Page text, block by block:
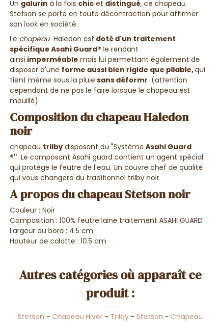
Un galurin à la fois chic et distingué, ce chapeau
Stetson se porte en toute décontraction pour affirmer
son look en société.
Le chapeau Haledon est doté d'un traitement
spécifique Asahi Guard® le rendant
ainsi imperméable mais lui permettant également de
disposer d'une forme aussi bien rigide que pliable,qui
tient même sous la pluie sans déformr (attention
cependant de ne pas le faire lorsque le chapeau est
mouillé) .
Composition du chapeau Haledon
noir
chapeau trilby disposant du "Système Asahi Guard
®". Le composant Asahi guard contient un agent spécial
qui protège le feutre de l'eau. Un couvre chef de qualité
qui vous changera du traditionnel trilby noir.
A propos du chapeau Stetson noir
Couleur : Noir
Composition : 100% feutre laine traitement ASAHI GUARD
Largeur du bord : 4.5 cm
Hauteur de calotte : 10.5 cm
Autres catégories où apparaît ce
produit :
Stetson - Chapeau Hiver- Trilby- Stetson - Chapeau